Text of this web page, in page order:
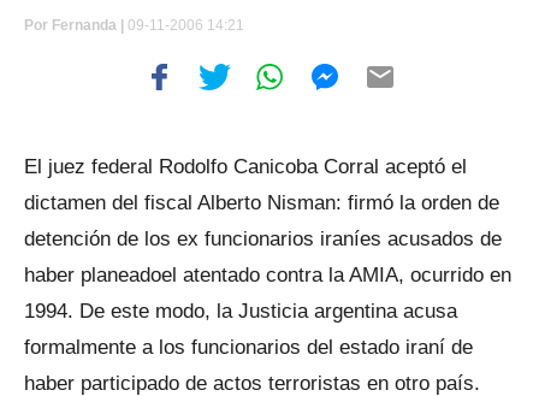
Por Fernanda | 09-11-2006 14:21
El juez federal Rodolfo Canicoba Corral aceptó el
dictamen del fiscal Alberto Nisman: firmó la orden de
detención de los ex funcionarios iraníes acusados de
haber planeadoel atentado contra la AMIA, ocurrido en
1994. De este modo, la Justicia argentina acusa
formalmente a los funcionarios del estado iraní de
haber participado de actos terroristas en otro país.